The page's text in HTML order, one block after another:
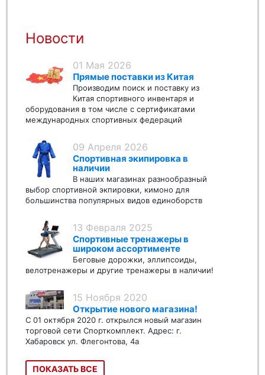
Новости
01 Мая 2026
Прямые поставки из Китая
Производим поиск и поставку из
Китая спортивного инвентаря и
оборудования в том числе с сертификатами
международных спортивных федераций
09 Апреля 2026
Спортивная экипировка в
наличии
В наших магазинах разнообразный
выбор спортивной экпировки, кимоно для
большинства популярных видов единоборств
13 Февраля 2025
Спортивные тренажеры в
широком ассортименте
Беговые дорожки, эллипсоиды,
велотренажеры и другие тренажеры в наличии!
15 Ноября 2020
Открытие нового магазина!
С 01 октября 2020 г. открылся новый магазин
торговой сети Спорткомплект. Адрес: г.
Хабаровск ул. Флегонтова, 4а
ПОКАЗАТЬ ВСЕ